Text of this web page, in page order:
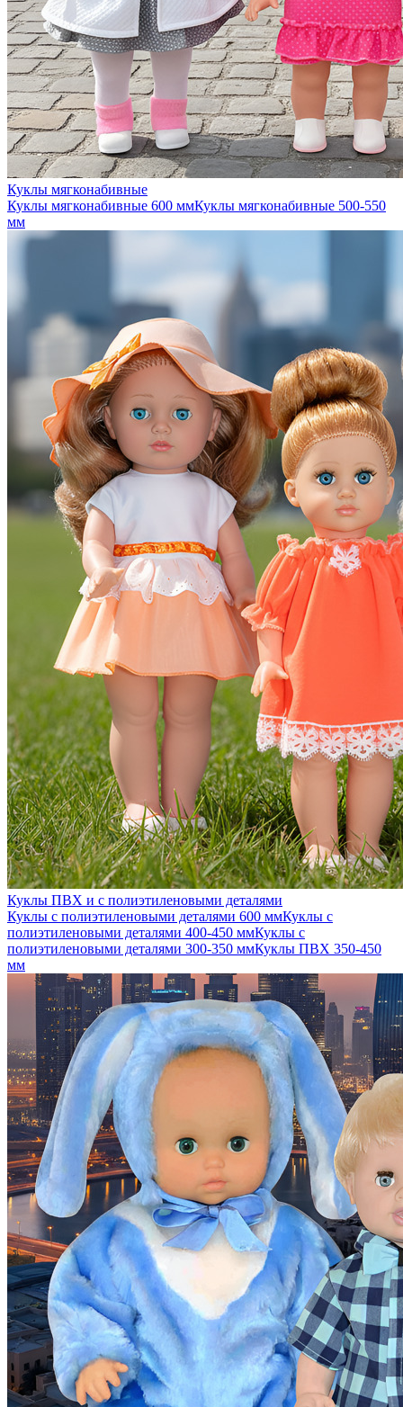
Куклы мягконабивные
Куклы мягконабивные 600 ммКуклы мягконабивные 500-550
мм
Куклы ПВХ и с полиэтиленовыми деталями
Куклы с полиэтиленовыми деталями 600 ммКуклы с
полиэтиленовыми деталями 400-450 ммКуклы с
полиэтиленовыми деталями 300-350 ммКуклы ПВХ 350-450
мм